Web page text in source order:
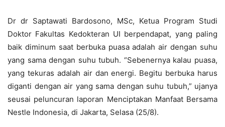
Dr dr Saptawati Bardosono, MSc, Ketua Program Studi
Doktor Fakultas Kedokteran UI berpendapat, yang paling
baik diminum saat berbuka puasa adalah air dengan suhu
yang sama dengan suhu tubuh. “Sebenernya kalau puasa,
yang tekuras adalah air dan energi. Begitu berbuka harus
diganti dengan air yang sama dengan suhu tubuh,” ujanya
seusai peluncuran laporan Menciptakan Manfaat Bersama
Nestle Indonesia, di Jakarta, Selasa (25/8).